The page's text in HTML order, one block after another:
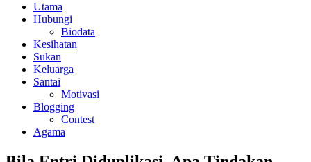
Utama
Hubungi
Biodata
Kesihatan
Sukan
Keluarga
Santai
Motivasi
Blogging
Contest
Agama